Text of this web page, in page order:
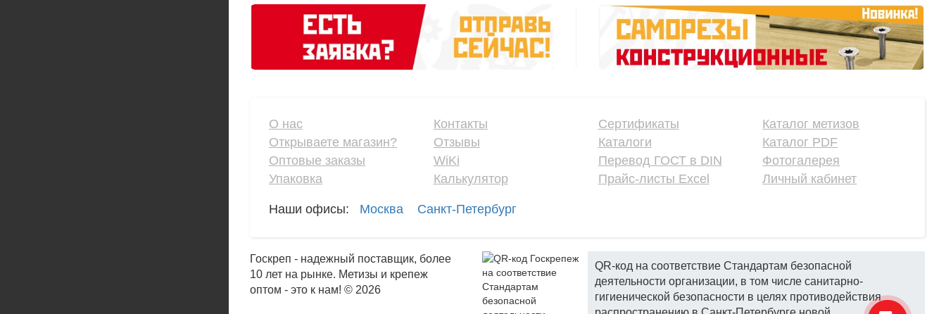
О нас
Открываете магазин?
Оптовые заказы
Упаковка
Контакты
Отзывы
WiKi
Калькулятор
Сертификаты
Каталоги
Перевод ГОСТ в DIN
Прайс-листы Excel
Каталог метизов
Каталог PDF
Фотогалерея
Личный кабинет
Наши офисы: Москва Санкт-Петербург
QR-код на соответствие Стандартам безопасной
деятельности организации, в том числе санитарно-
гигиенической безопасности в целях противодействия
Госкреп - надежный поставщик, более
10 лет на рынке. Метизы и крепеж
оптом - это к нам! © 2026